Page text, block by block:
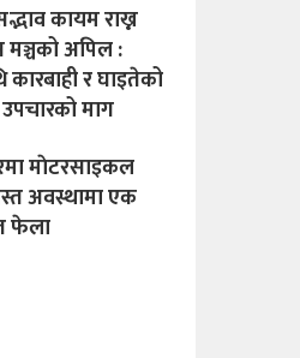
कायम राख्न
मञ्चको अपिल :
कारबाही र घाइतेको
माग
माेटरसाइकल
अवस्थामा एक
फेला